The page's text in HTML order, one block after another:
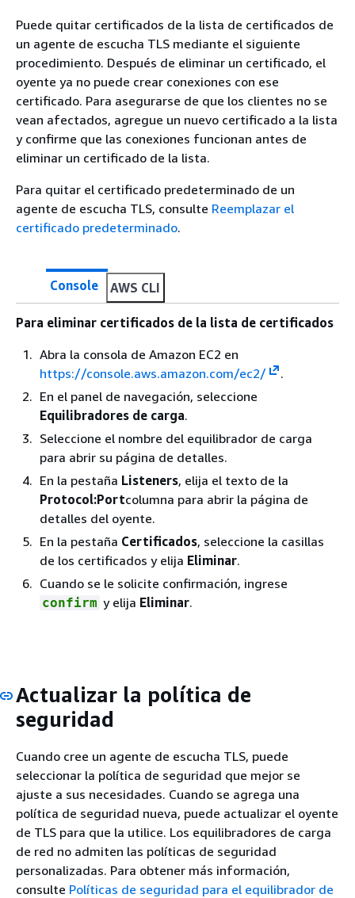
Puede quitar certificados de la lista de certificados de
un agente de escucha TLS mediante el siguiente
procedimiento. Después de eliminar un certificado, el
oyente ya no puede crear conexiones con ese
certificado. Para asegurarse de que los clientes no se
vean afectados, agregue un nuevo certificado a la lista
y confirme que las conexiones funcionan antes de
eliminar un certificado de la lista.
Para quitar el certificado predeterminado de un
agente de escucha TLS, consulte Reemplazar el
certificado predeterminado.
Console AWS CLI
Para eliminar certificados de la lista de certificados
Abra la consola de Amazon EC2 en
https://console.aws.amazon.com/ec2/
.
En el panel de navegación, seleccione
Equilibradores de carga.
Seleccione el nombre del equilibrador de carga
para abrir su página de detalles.
En la pestaña Listeners, elija el texto de la
Protocol:Portcolumna para abrir la página de
detalles del oyente.
En la pestaña Certificados, seleccione la casillas
de los certificados y elija Eliminar.
Cuando se le solicite confirmación, ingrese
confirm y elija Eliminar.
Actualizar la política de
seguridad
Cuando cree un agente de escucha TLS, puede
seleccionar la política de seguridad que mejor se
ajuste a sus necesidades. Cuando se agrega una
política de seguridad nueva, puede actualizar el oyente
de TLS para que la utilice. Los equilibradores de carga
de red no admiten las políticas de seguridad
personalizadas. Para obtener más información,
consulte Políticas de seguridad para el equilibrador de